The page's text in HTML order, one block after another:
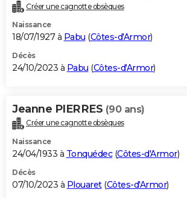
Créer une cagnotte obsèques
Naissance
18/07/1927 à Pabu (Côtes-d'Armor)
Décès
24/10/2023 à Pabu (Côtes-d'Armor)
Jeanne PIERRES (90 ans)
Créer une cagnotte obsèques
Naissance
24/04/1933 à Tonquédec(Côtes-d'Armor)
Décès
07/10/2023 à Plouaret(Côtes-d'Armor)